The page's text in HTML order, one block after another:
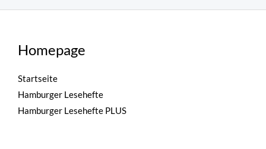
Homepage
Startseite
Hamburger Lesehefte
Hamburger Lesehefte PLUS